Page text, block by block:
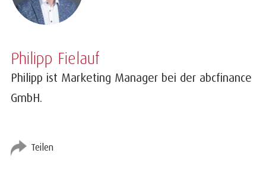
Philipp Fielauf
Philipp ist Marketing Manager bei der abcfinance
GmbH.
Teilen